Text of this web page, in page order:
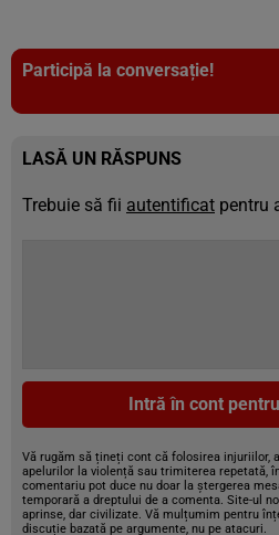
Participă la conversație!
LASĂ UN RĂSPUNS
Trebuie să fii autentificat pentru
Intră în cont
Vă rugăm să țineți cont că folosirea injuriilor,
apelurilor la violență sau trimiterea repetată,
comentariu pot duce nu doar la ștergerea
temporară a dreptului de a comenta. Site-ul
aprinse, dar civilizate. Vă mulțumim pentru
discuție bazată pe argumente, nu pe atacuri.